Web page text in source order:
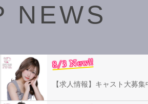
NEWS
8/3 New!!
【求人情報】キャスト大募集